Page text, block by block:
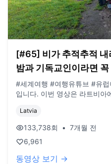
[#65] 비가 추적추적 내
밤과 기독교인이라면
🇱🇻)
#세계여행 #여행유튜브 #유럽여행 여러분 안녕하세
입니다. 이번 영상은 라트비아에서 우연히 캠핑을 하게 된 영
이었습니다. 오늘도 영상 봐주셔서 감사드리고, 오늘도 행복한
하루 보내시길 바랍니다. 오늘도 사랑합
일: biz@companyboat.com
dlstjr8585@naver.com 인스타그
Latvia
133,738회 • 7개월 전
6,961
동영상 보기 →